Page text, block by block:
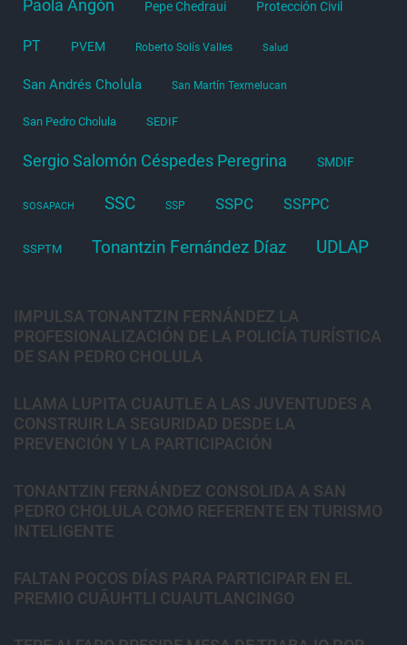
Paola Angón Pepe Chedraui Protección Civil
PT PVEM Roberto Solís Valles Salud
San Andrés Cholula San Martín Texmelucan
San Pedro Cholula SEDIF
Sergio Salomón Céspedes Peregrina SMDIF
SOSAPACH SSC SSP SSPC SSPPC
SSPTM Tonantzin Fernández Díaz UDLAP
IMPULSA TONANTZIN FERNÁNDEZ LA
PROFESIONALIZACIÓN DE LA POLICÍA TURÍSTICA
DE SAN PEDRO CHOLULA
LLAMA LUPITA CUAUTLE A LAS JUVENTUDES A
CONSTRUIR LA SEGURIDAD DESDE LA
PREVENCIÓN Y LA PARTICIPACIÓN
TONANTZIN FERNÁNDEZ CONSOLIDA A SAN
PEDRO CHOLULA COMO REFERENTE EN TURISMO
INTELIGENTE
FALTAN POCOS DÍAS PARA PARTICIPAR EN EL
PREMIO CUĀUHTLI CUAUTLANCINGO